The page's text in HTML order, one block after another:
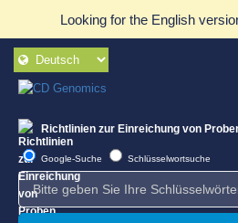
Looking for the English
Richtlinien zur Einreichung von
Google-Suche Schlüsselwortsuche